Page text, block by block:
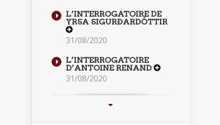
L’INTERROGATOIRE DE
YRSA SIGURÐARDÓTTIR
31/08/2020
L’INTERROGATOIRE
D’ANTOINE RENAND
31/08/2020